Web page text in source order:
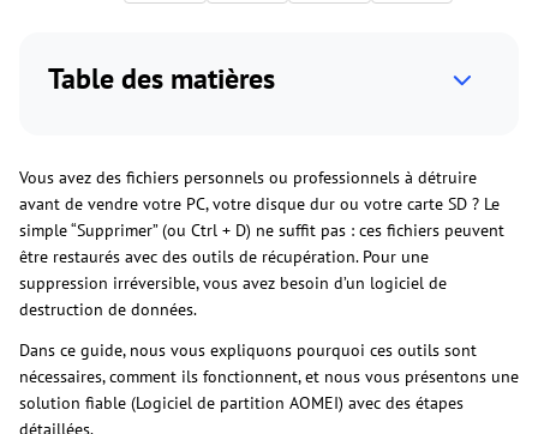
Table des matières
Vous avez des fichiers personnels ou professionnels à détruire
avant de vendre votre PC, votre disque dur ou votre carte SD ? Le
simple “Supprimer” (ou Ctrl + D) ne suffit pas : ces fichiers peuvent
être restaurés avec des outils de récupération. Pour une
suppression irréversible, vous avez besoin d’un logiciel de
destruction de données.
Dans ce guide, nous vous expliquons pourquoi ces outils sont
nécessaires, comment ils fonctionnent, et nous vous présentons une
solution fiable (Logiciel de partition AOMEI) avec des étapes
détaillées.